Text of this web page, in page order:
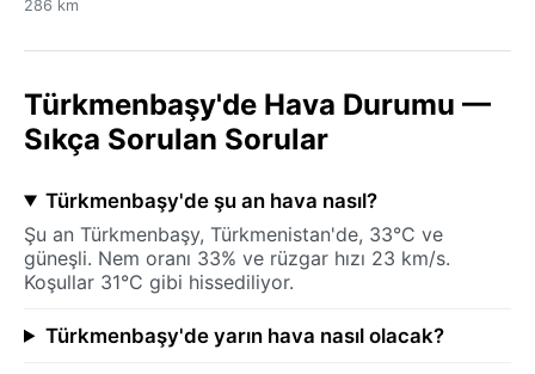
286 km
Türkmenbaşy'de Hava Durumu —
Sıkça Sorulan Sorular
Türkmenbaşy'de şu an hava nasıl?
Şu an Türkmenbaşy, Türkmenistan'de, 33°C ve
güneşli. Nem oranı 33% ve rüzgar hızı 23 km/s.
Koşullar 31°C gibi hissediliyor.
Türkmenbaşy'de yarın hava nasıl olacak?